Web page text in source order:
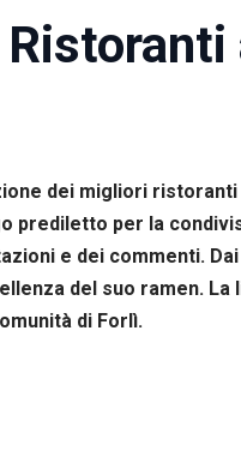
dei migliori
prediletto per la
e dei commenti.
del suo ramen.
di Forlì.